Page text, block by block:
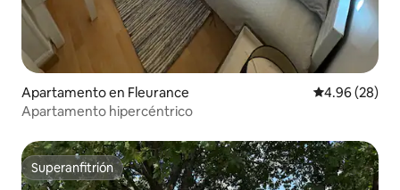
Apartamento en Fleurance Calificación
4.96 (28)
Apartamento hipercéntrico
Superanfitrión
Superanfitrión